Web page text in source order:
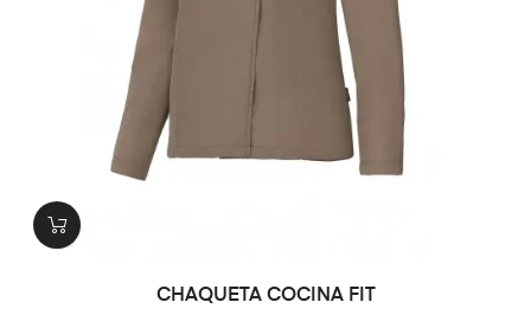
CHAQUETA COCINA FIT